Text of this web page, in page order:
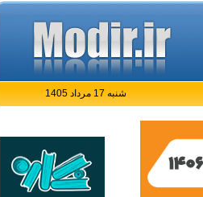
شنبه 17 مرداد 1405